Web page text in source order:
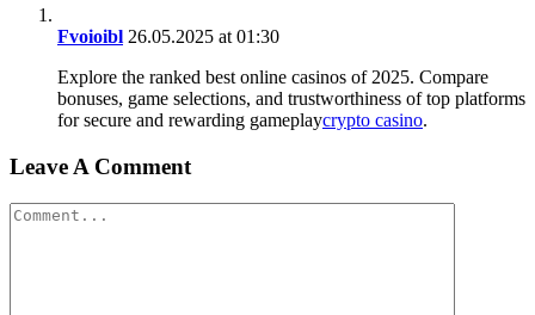
Fvoioibl 26.05.2025 at 01:30
Explore the ranked best online casinos of 2025. Compare
bonuses, game selections, and trustworthiness of top platforms
for secure and rewarding gameplaycrypto casino.
Leave A Comment
Comment